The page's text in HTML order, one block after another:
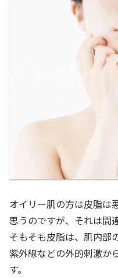
オイリー肌の方は皮脂は
思うのですが、それは間
そもそも皮脂は、肌内部
紫外線などの外的刺激か
す。